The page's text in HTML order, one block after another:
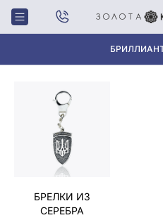
Главная Брелки, Запонки
БРЕЛКИ ИЗ
СЕРЕБРА